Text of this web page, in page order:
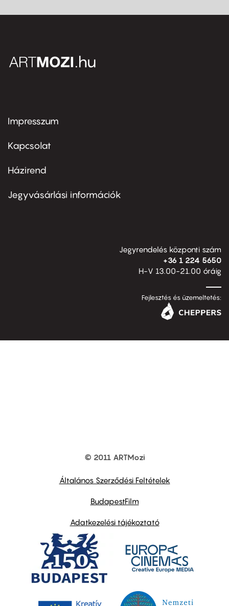
Footer
first
Impresszum
Kapcsolat
Footer
second
Házirend
Jegyvásárlási információk
Jegyrendelés központi szám
+36 1 224 5650
H-V 13.00-21.00 óráig
Fejlesztés és üzemeltetés:
© 2011 ARTMozi
Általános Szerződési Feltételek
BudapestFilm
Adatkezelési tájékoztató